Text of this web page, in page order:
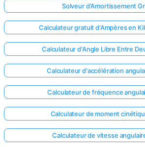
Solveur d'Amortissement
Calculateur gratuit d'Ampères en
Calculateur d'Angle Libre Entre
Calculateur d'accélération
Calculateur de fréquence
Calculateur de moment
Calculateur de vitesse